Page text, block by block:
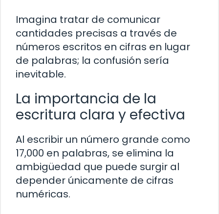
Imagina tratar de comunicar
cantidades precisas a través de
números escritos en cifras en lugar
de palabras; la confusión sería
inevitable.
La importancia de la
escritura clara y efectiva
Al escribir un número grande como
17,000 en palabras, se elimina la
ambigüedad que puede surgir al
depender únicamente de cifras
numéricas.